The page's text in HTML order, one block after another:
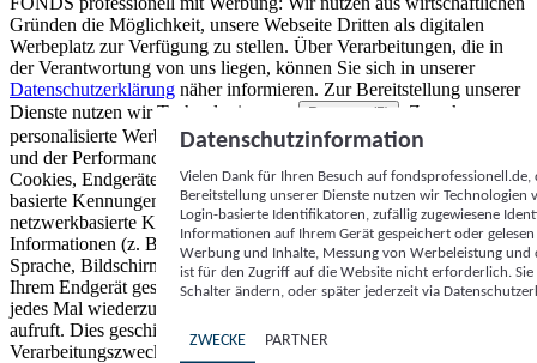
Gründen die Möglichkeit, unsere Webseite Dritten als digitalen
Werbeplatz zur Verfügung zu stellen. Über Verarbeitungen, die in
der Verantwortung von uns liegen, können Sie sich in unserer
Datenschutzerklärung näher informieren. Zur Bereitstellung unserer
Dienste nutzen wir Technologien von
Partnern (5)
. Zwecke:
personalisierte Werbung und Inhalte, Messung von Werbeleistung
und der Performance von Inhalten sowie Zielgruppenforschung.
Cookies, Endgeräte- oder ähnliche Online-Kennungen (z. B. login-
basierte Kennungen, zufällig generierte Kennungen,
netzwerkbasierte Kennungen) können zusammen mit anderen
Informationen (z. B. Browsertyp und Browserinformationen,
Sprache, Bildschirmgröße, unterstützte Technologien usw.) auf
Ihrem Endgerät gespeichert oder von dort ausgelesen werden, um es
jedes Mal wiederzuerkennen, wenn es eine App oder einer Webseite
aufruft. Dies geschieht für einen oder mehrere der hier aufgeführten
Verarbeitungszwecke.
Datenschutzinformation
Vielen Dank für Ihren Besuch auf
Bereitstellung unserer Dienste nutzen wir Technologien
Login-basierte Identifikatoren, zufällig zugewiesene
Informationen auf Ihrem Gerät gespeichert oder
Werbung und Inhalte, Messung von Werbeleistung
ist für den Zugriff auf die Website nicht erforderlich.
Schalter ändern, oder später jederzeit via
ZWECKE PARTNER